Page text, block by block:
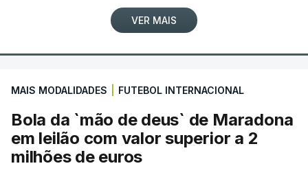
VER MAIS
MAIS MODALIDADES FUTEBOL INTERNACIONAL
Bola da `mão de deus` de Maradona
em leilão com valor superior a 2
milhões de euros